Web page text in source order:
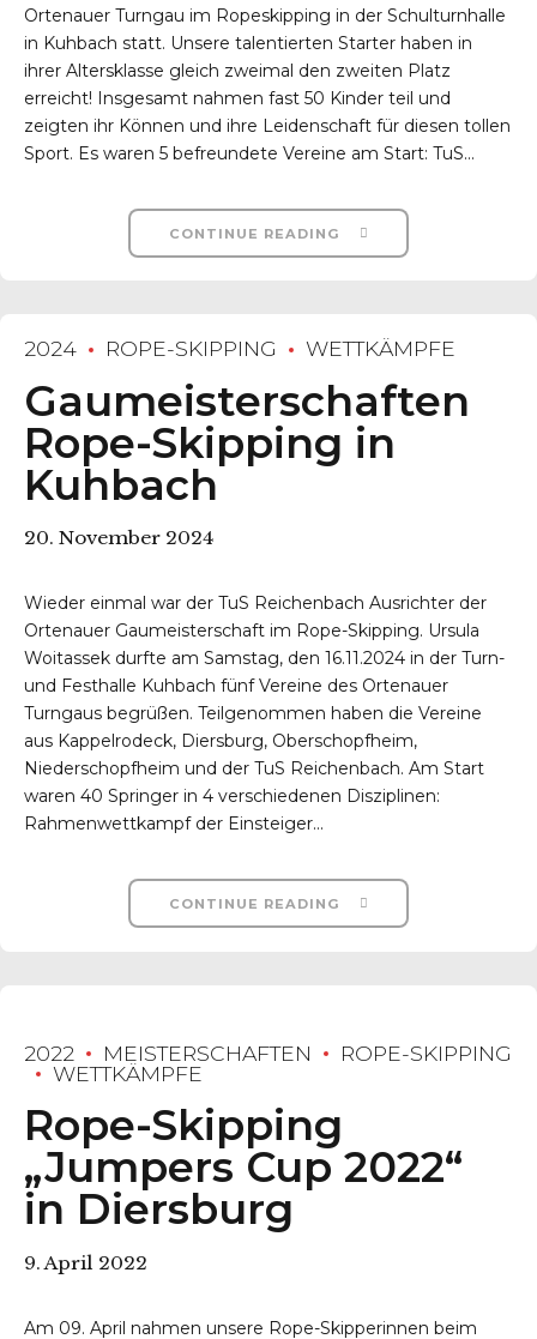
Ortenauer Turngau im Ropeskipping in der Schulturnhalle
in Kuhbach statt. Unsere talentierten Starter haben in
ihrer Altersklasse gleich zweimal den zweiten Platz
erreicht! Insgesamt nahmen fast 50 Kinder teil und
zeigten ihr Können und ihre Leidenschaft für diesen tollen
Sport. Es waren 5 befreundete Vereine am Start: TuS...
CONTINUE READING
2024 ROPE-SKIPPING WETTKÄMPFE
Gaumeisterschaften
Rope-Skipping in
Kuhbach
20. November 2024
Wieder einmal war der TuS Reichenbach Ausrichter der
Ortenauer Gaumeisterschaft im Rope-Skipping. Ursula
Woitassek durfte am Samstag, den 16.11.2024 in der Turn-
und Festhalle Kuhbach fünf Vereine des Ortenauer
Turngaus begrüßen. Teilgenommen haben die Vereine
aus Kappelrodeck, Diersburg, Oberschopfheim,
Niederschopfheim und der TuS Reichenbach. Am Start
waren 40 Springer in 4 verschiedenen Disziplinen:
Rahmenwettkampf der Einsteiger...
CONTINUE READING
2022 MEISTERSCHAFTEN
ROPE-SKIPPING
WETTKÄMPFE
Rope-Skipping
„Jumpers Cup 2022“
in Diersburg
9. April 2022
Am 09. April nahmen unsere Rope-Skipperinnen beim